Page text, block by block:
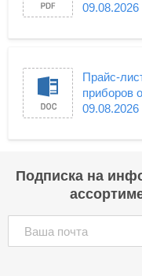
09.08.2026
Прайс-
приборов
09.08.2026
Подписка на